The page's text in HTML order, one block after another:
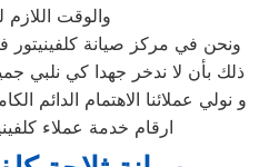
والوقت اللازم
ونحن في مركز صيانة كلفينيتور
ذلك بأن لا ندخر جهدا كي نلبي
و نولي عملائنا الاهتمام الدائم
ارقام خدمة عملاء